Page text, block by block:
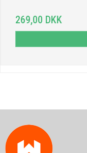
269,00 DKK